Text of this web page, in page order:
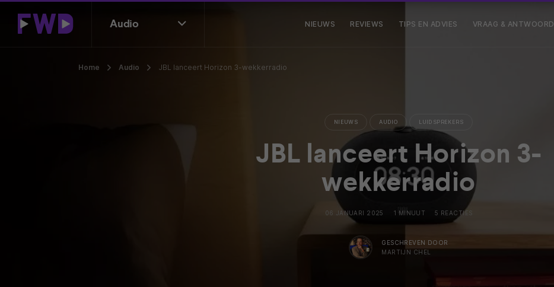
Audio NIEUWS REVIEWS TIPS EN ADVIES VRAAG & ANTWOORD
Home Audio JBL lanceert Horizon 3-wekkerradio
NIEUWS AUDIO LUIDSPREKERS
JBL lanceert Horizon 3-
wekkerradio
06 JANUARI 2025 1 MINUUT 5 REACTIES
GESCHREVEN DOOR
MARTIJN CHEL